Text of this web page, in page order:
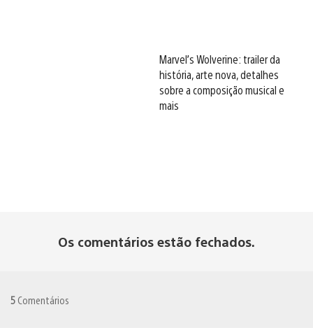
Marvel’s Wolverine: trailer da
história, arte nova, detalhes
sobre a composição musical e
mais
Os comentários estão fechados.
5 Comentários